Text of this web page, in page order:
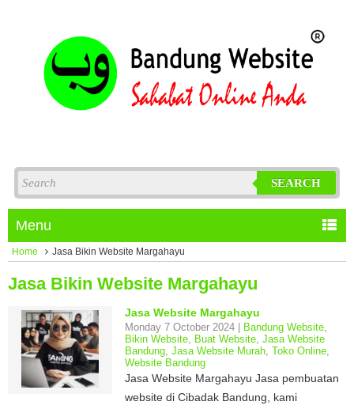
SEARCH
Menu
Home Jasa Bikin Website Margahayu
Jasa Bikin Website Margahayu
Jasa Website Margahayu
Monday 7 October 2024 | Bandung Website,
Bikin Website, Buat Website, Jasa Website
Bandung, Jasa Website Murah, Toko Online,
Website Bandung
Jasa Website Margahayu Jasa pembuatan
website di Cibadak Bandung, kami